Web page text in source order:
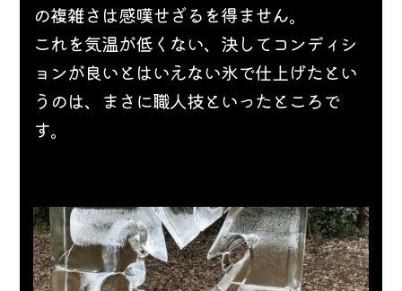
の複雑さは感嘆せざるを得ません。
これを気温が低くない、決してコンディシ
ョンが良いとはいえない氷で仕上げたとい
うのは、まさに職人技といったところで
す。